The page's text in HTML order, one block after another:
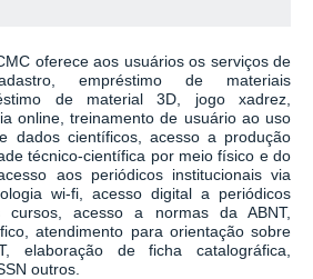
oferece aos usuários os serviços de
empréstimo de materiais
de material 3D, jogo xadrez,
online, treinamento de usuário ao uso
dados científicos, acesso a produção
técnico-científica por meio físico e do
aos periódicos institucionais via
wi-fi, acesso digital a periódicos
acesso a normas da ABNT,
atendimento para orientação sobre
elaboração de ficha catalográfica,
outros.